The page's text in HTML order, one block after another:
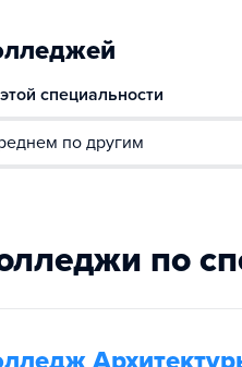
специальности
по другим
по